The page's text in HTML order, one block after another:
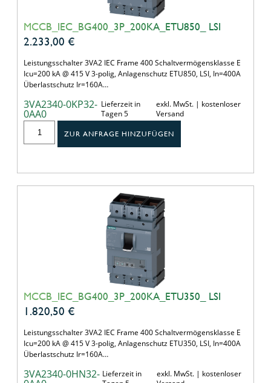
MCCB_IEC_BG400_3P_200KA_ETU850_ LSI
2.233,00 €
Leistungsschalter 3VA2 IEC Frame 400 Schaltvermögensklasse E
Icu=200 kA @ 415 V 3-polig, Anlagenschutz ETU850, LSI, In=400A
Überlastschutz Ir=160A…
3VA2340-0KP32-
0AA0
Lieferzeit in
Tagen 5
exkl. MwSt. | kostenloser
Versand
ZUR ANFRAGE HINZUFÜGEN
MCCB_IEC_BG400_3P_200KA_ETU350_ LSI
1.820,50 €
Leistungsschalter 3VA2 IEC Frame 400 Schaltvermögensklasse E
Icu=200 kA @ 415 V 3-polig, Anlagenschutz ETU350, LSI, In=400A
Überlastschutz Ir=160A…
3VA2340-0HN32- Lieferzeit in
exkl. MwSt. | kostenloser